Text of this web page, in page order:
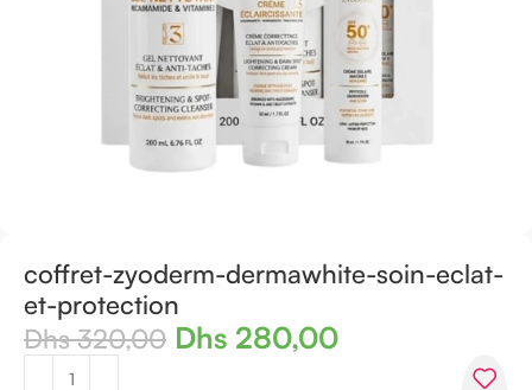
coffret-zyoderm-dermawhite-soin-eclat-
et-protection
Dhs320,00 Dhs 280,00